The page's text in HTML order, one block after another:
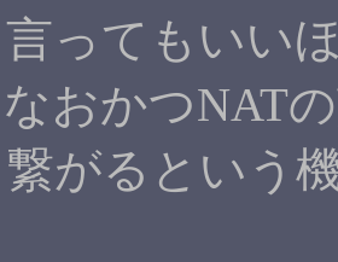
ってもいい
おかつNAT
がるという